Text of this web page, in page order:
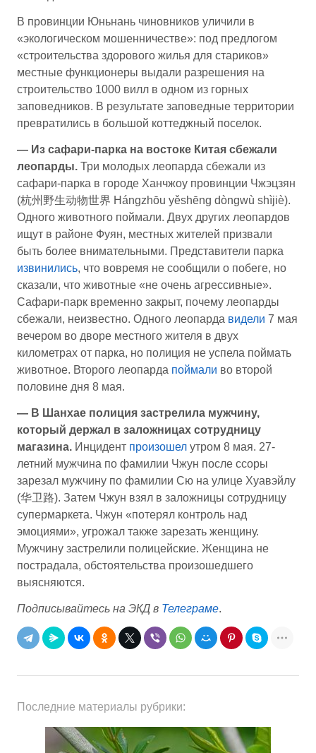
В провинции Юньнань чиновников уличили в
«экологическом мошенничестве»: под предлогом
«строительства здорового жилья для стариков»
местные функционеры выдали разрешения на
строительство 1000 вилл в одном из горных
заповедников. В результате заповедные территории
превратились в большой коттеджный поселок.
— Из сафари-парка на востоке Китая сбежали
леопарды. Три молодых леопарда сбежали из
сафари-парка в городе Ханчжоу провинции Чжэцзян
(杭州野生动物世界 Hángzhōu yěshēng dòngwù shìjiè).
Одного животного поймали. Двух других леопардов
ищут в районе Фуян, местных жителей призвали
быть более внимательными. Представители парка
извинились, что вовремя не сообщили о побеге, но
сказали, что животные «не очень агрессивные».
Сафари-парк временно закрыт, почему леопарды
сбежали, неизвестно. Одного леопарда видели 7 мая
вечером во дворе местного жителя в двух
километрах от парка, но полиция не успела поймать
животное. Второго леопарда поймали во второй
половине дня 8 мая.
— В Шанхае полиция застрелила мужчину,
который держал в заложницах сотрудницу
магазина. Инцидент произошел утром 8 мая. 27-
летний мужчина по фамилии Чжун после ссоры
зарезал мужчину по фамилии Сю на улице Хуавэйлу
(华卫路). Затем Чжун взял в заложницы сотрудницу
супермаркета. Чжун «потерял контроль над
эмоциями», угрожал также зарезать женщину.
Мужчину застрелили полицейские. Женщина не
пострадала, обстоятельства произошедшего
выясняются.
Подписывайтесь на ЭКД в Телеграме.
Последние материалы рубрики: